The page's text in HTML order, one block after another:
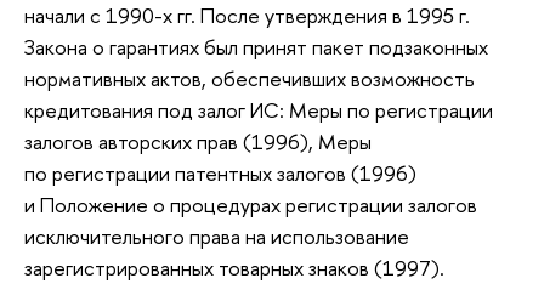
начали с 1990-х гг. После утверждения в 1995 г.
Закона о гарантиях был принят пакет подзаконных
нормативных актов, обеспечивших возможность
кредитования под залог ИС: Меры по регистрации
залогов авторских прав (1996), Меры
по регистрации патентных залогов (1996)
и Положение о процедурах регистрации залогов
исключительного права на использование
зарегистрированных товарных знаков (1997).